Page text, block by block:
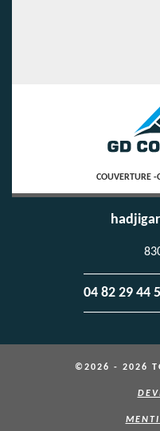
COUVERTURE -
04 82 29 44
©2026 - 2026